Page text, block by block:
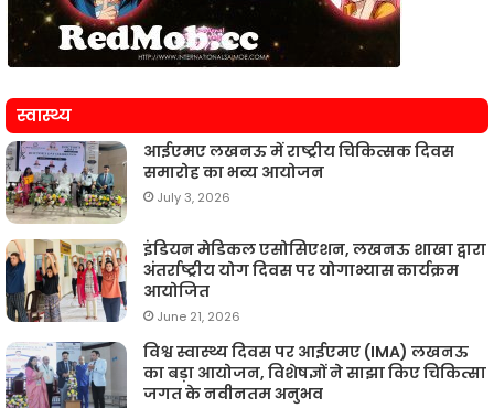
स्वास्थ्य
आईएमए लखनऊ में राष्ट्रीय चिकित्सक दिवस
समारोह का भव्य आयोजन
July 3, 2026
इंडियन मेडिकल एसोसिएशन, लखनऊ शाखा द्वारा
अंतर्राष्ट्रीय योग दिवस पर योगाभ्यास कार्यक्रम
आयोजित
June 21, 2026
विश्व स्वास्थ्य दिवस पर आईएमए (IMA) लखनऊ
का बड़ा आयोजन, विशेषज्ञों ने साझा किए चिकित्सा
जगत के नवीनतम अनुभव